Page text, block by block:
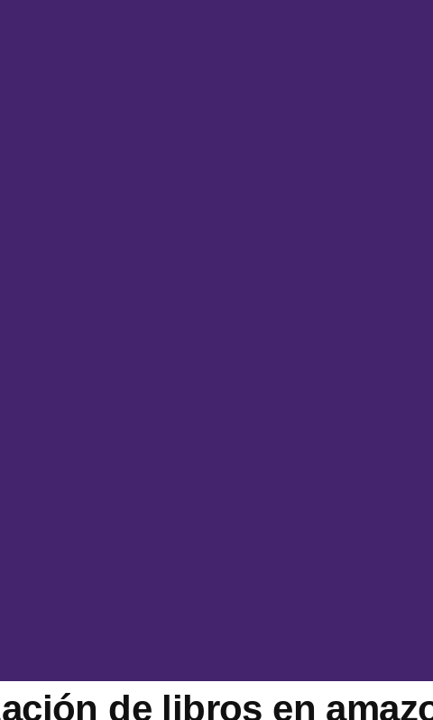
de libros en